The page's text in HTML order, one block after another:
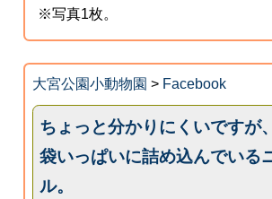
※写真1枚。
大宮公園小動物園 > Facebook
ちょっと分かりにくいですが
袋いっぱいに詰め込んでいる
ル。